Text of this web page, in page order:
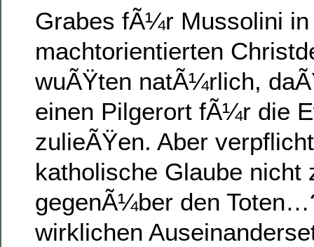
Grabes fÃ¼r Mussolini
machtorientierten
wuÃŸten natÃ¼rlich,
einen Pilgerort fÃ¼r die
zulieÃŸen. Aber
katholische Glaube nicht
gegenÃ¼ber den
wirklichen